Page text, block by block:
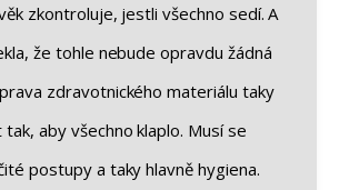
zkontroluje, jestli všechno sedí. A
že tohle nebude opravdu žádná
zdravotnického materiálu taky
aby všechno klaplo. Musí se
postupy a taky hlavně hygiena.